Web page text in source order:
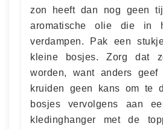
zon heeft dan nog geen
aromatische olie die in
verdampen. Pak een
kleine bosjes. Zorg dat
worden, want anders
kruiden geen kans om te
bosjes vervolgens aan
kledinghanger met de